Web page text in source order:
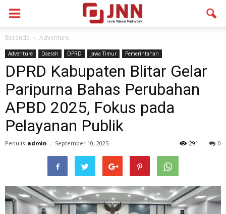
Beranda Adventure
Adventure Daerah DPRD Jawa Timur Pemerintahan
DPRD Kabupaten Blitar Gelar
Paripurna Bahas Perubahan
APBD 2025, Fokus pada
Pelayanan Publik
Penulis admin - September 10, 2025 0
291